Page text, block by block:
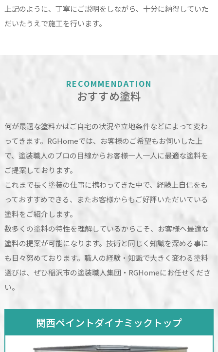
上記のように、丁寧にご説明をしながら、十分に納得していた
だいたうえで施工を行います。
RECOMMENDATION
おすすめ塗料
何が最適な塗料かはご自宅の状況や立地条件などによって変わ
ってきます。RGHomeでは、お客様のご希望もお伺いした上
で、塗装職人のプロの目線からお客様一人一人に最適な塗料を
ご提案しております。
これまで長く塗装の仕事に携わってきた中で、経験上自信をも
っておすすめできる、またお客様からもご好評いただいている
塗料をご紹介します。
数多くの塗料の特性を理解しているからこそ、お客様へ最適な
塗料の提案が可能になります。技術と同じく知識を深める事に
も日々努めております。職人の経験・知識で大きく変わる塗料
選びは、ぜひ稲沢市の塗装職人集団・RGHomeにお任せくださ
い。
関西ペイントダイナミックトップ